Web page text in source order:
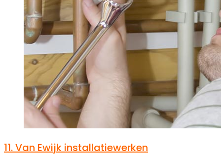
11.Van Ewijk installatiewerken